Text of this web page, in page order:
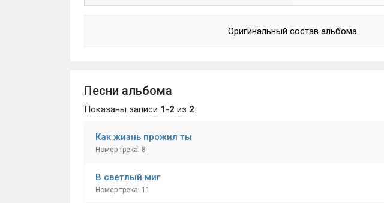
Оригинальный состав альбома
Песни альбома
Показаны записи 1-2 из 2
Как жизнь прожил ты
Номер трека: 8
В светлый миг
Номер трека: 11